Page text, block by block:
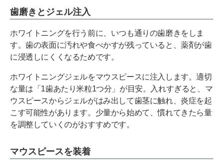
歯磨きとジェル注入
ホワイトニングを行う前に、いつも通りの歯磨きをしま
す。歯の表面に汚れや食べかすが残っていると、薬剤が歯
に浸透しにくくなるためです。
ホワイトニングジェルをマウスピースに注入します。適切
な量は「1歯あたり米粒1つ分」が目安。入れすぎると、マ
ウスピースからジェルがはみ出して歯茎に触れ、炎症を起
こす可能性があります。少量から始めて、慣れてきたら量
を調整していくのがおすすめです。
マウスピースを装着